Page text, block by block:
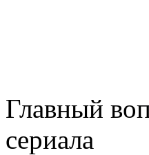
Главный
сериала